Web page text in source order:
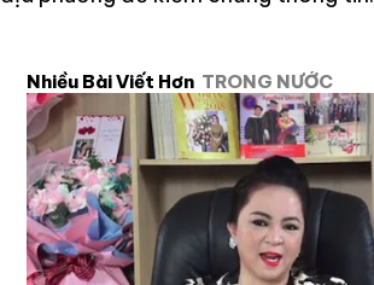
Nhiều Bài Viết Hơn TRONG NƯỚC